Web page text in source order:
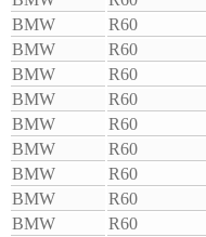
BMW
R60
BMW
R60
BMW
R60
BMW
R60
BMW
R60
BMW
R60
BMW
R60
BMW
R60
BMW
R60